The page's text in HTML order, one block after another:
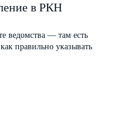
в РКН
ведомства — там есть
правильно указывать